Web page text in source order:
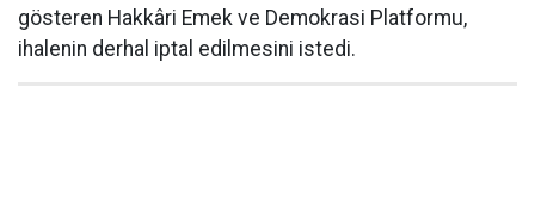
gösteren Hakkâri Emek ve Demokrasi Platformu,
ihalenin derhal iptal edilmesini istedi.